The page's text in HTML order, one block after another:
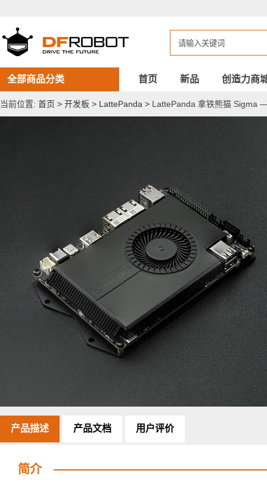
熊
猫
Sigma
—
x86
Windows
/
Linux
全部商品分类 首页 新品 创造力商
当前位置: 首页 > 开发板 > LattePanda > LattePanda 拿铁熊猫 Sigma
产品描述 产品文档 用户评价
简介